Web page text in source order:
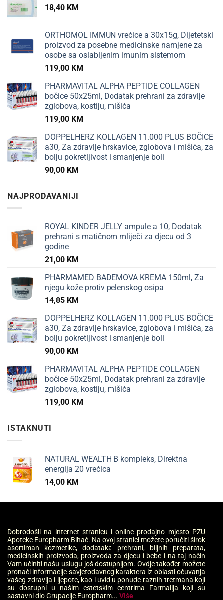
18,40 KM
ORTHOMOL IMMUN vrećice a 30x15g, Dijetetski
proizvod za posebne medicinske namjene za
osobe sa oslabljenim imunim sistemom
119,00 KM
PHARMAVITAL ALPHA PEPTIDE COLLAGEN
bočice 50x25ml, Dodatak prehrani za zdravlje
zglobova, kostiju, mišića
119,00 KM
DOPPELHERZ KOLLAGEN 11.000 PLUS BOČICE
a30, Za zdravlje hrskavice, zglobova i mišića, za
bolju pokretljivost i smanjenje boli
90,00 KM
NAJPRODAVANIJI
ROYAL KINDER JELLY ampule a 10, Dodatak
prehrani s matičnom mliječi za djecu od 3
godine
21,00 KM
PHARMAMED BADEMOVA KREMA 150ml, Za
njegu kože protiv pelenskog osipa
14,85 KM
DOPPELHERZ KOLLAGEN 11.000 PLUS BOČICE
a30, Za zdravlje hrskavice, zglobova i mišića, za
bolju pokretljivost i smanjenje boli
90,00 KM
PHARMAVITAL ALPHA PEPTIDE COLLAGEN
bočice 50x25ml, Dodatak prehrani za zdravlje
zglobova, kostiju, mišića
119,00 KM
ISTAKNUTI
NATURAL WEALTH B kompleks, Direktna
energija 20 vrećica
14,00 KM
Dobrodošli na internet stranicu i online prodajno mjesto PZU
Apoteke Europharm Bihać. Na ovoj stranici možete poručiti širok
asortiman kozmetike, dodataka prehrani, biljnih preparata,
medicinskih proizvoda, proizvoda za djecu i bebe i na taj način
Vam učiniti našu uslugu još dostupnijom. Ovdje također možete
pronaći informacije savjetodavnog karaktera iz oblasti očuvanja
vašeg zdravlja i ljepote, kao i uvid u ponude raznih tretmana koji
su dostupni u našim estetskim centrima Farmalija koji su
sastavni dio Grupacije Europharm... Više